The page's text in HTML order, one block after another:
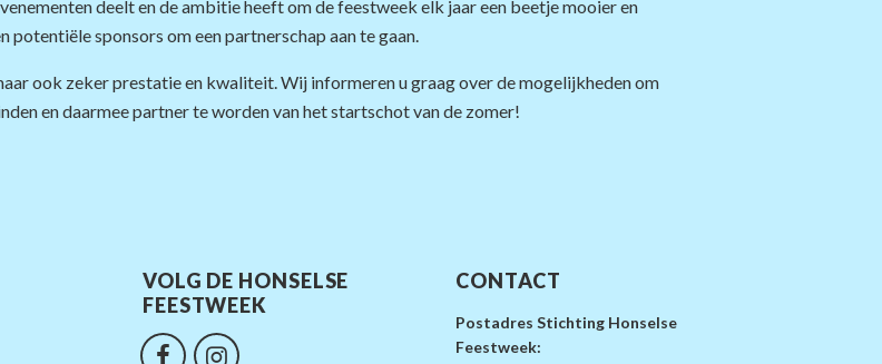
deelt en de ambitie heeft om de feestweek elk jaar een beetje mooier en
sponsors om een partnerschap aan te gaan.
ook zeker prestatie en kwaliteit. Wij informeren u graag over de mogelijkheden om
en daarmee partner te worden van het startschot van de zomer!
VOLG DE HONSELSE
FEESTWEEK
CONTACT
Postadres Stichting Honselse
Feestweek: